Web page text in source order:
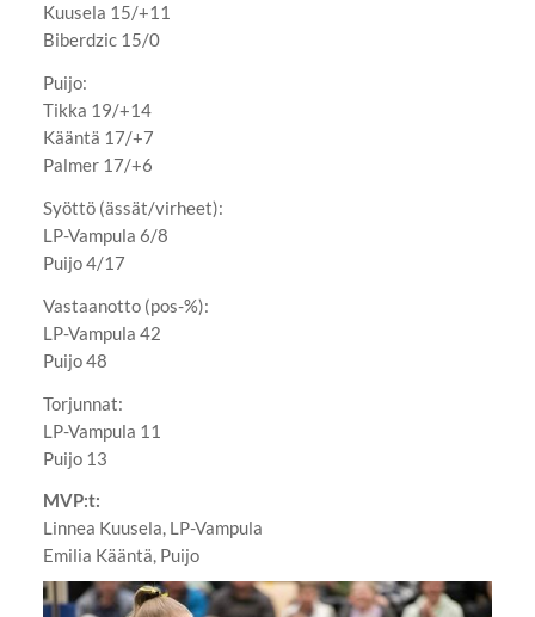
Kuusela 15/+11
Biberdzic 15/0
Puijo:
Tikka 19/+14
Kääntä 17/+7
Palmer 17/+6
Syöttö (ässät/virheet):
LP-Vampula 6/8
Puijo 4/17
Vastaanotto (pos-%):
LP-Vampula 42
Puijo 48
Torjunnat:
LP-Vampula 11
Puijo 13
MVP:t:
Linnea Kuusela, LP-Vampula
Emilia Kääntä, Puijo